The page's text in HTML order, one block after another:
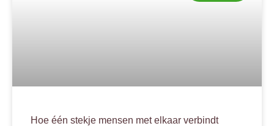
Hoe één stekje mensen met elkaar verbindt